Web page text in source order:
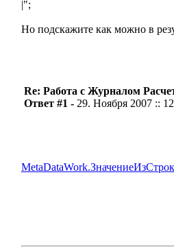
|";
Но подскажите как можно в
Re: Работа с Журналом
Ответ #1 - 29. Ноября 2007 ::